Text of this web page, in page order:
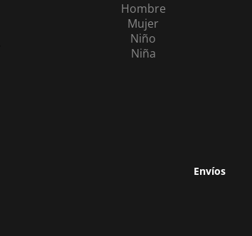
Hombre
Mujer
Niño
Niña
Envíos